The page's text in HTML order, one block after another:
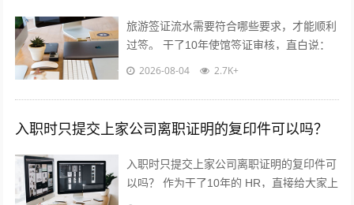
旅游签证流水需要符合哪些要求，才能顺利
过签。 干了10年使馆签证审核，直白说：
流水不是看你有多少钱，是看你“能不能正
2026-08-04 2.7K+
入职时只提交上家公司离职证明的复印件可以吗？
入职时只提交上家公司离职证明的复印件可
以吗？ 作为干了10年的 HR，直接给大家上
干货，不绕弯子！ 答案：分情况，但大概